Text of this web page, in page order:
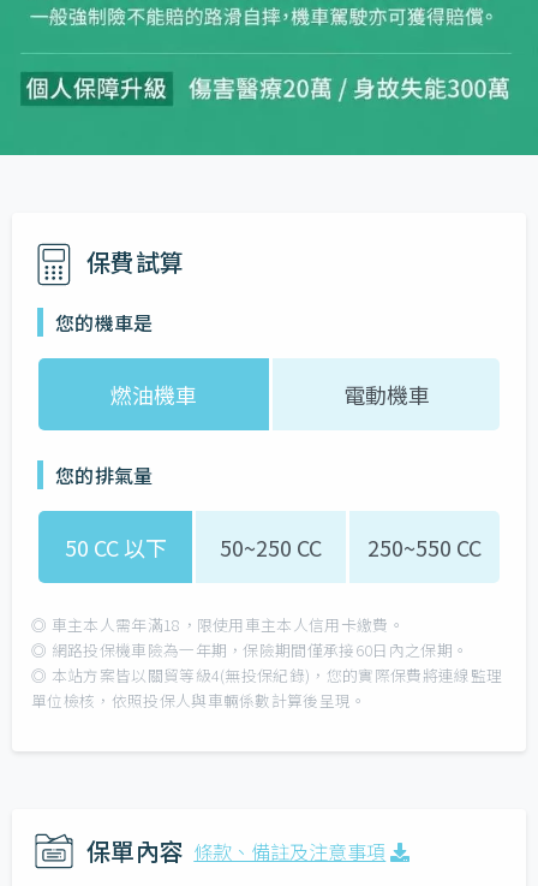
保費試算
您的機車是
燃油機車 電動機車
您的排氣量
50 CC 以下 50~250 CC 250~550 CC
◎ 車主本人需年滿18，限使用車主本人信用卡繳費。
◎ 網路投保機車險為一年期，保險期間僅承接60日內之保期。
◎ 本站方案皆以關貿等級4(無投保紀錄)，您的實際保費將連線監理
單位檢核，依照投保人與車輛係數計算後呈現。
保單內容 條款、備註及注意事項